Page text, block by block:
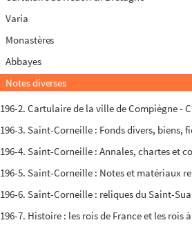
Varia
Monastères
Abbayes
Notes diverses
196-2. Cartulaire de la ville de Compiègne -
196-3. Saint-Corneille : Fonds divers, biens,
196-4. Saint-Corneille : Annales, chartes et
196-5. Saint-Corneille : Notes et matériaux
196-6. Saint-Corneille : reliques du Saint-
196-7. Histoire : les rois de France et les rois